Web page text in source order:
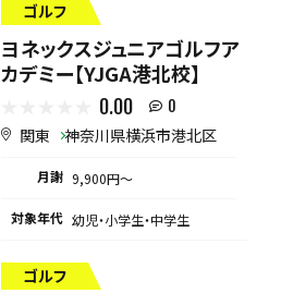
ゴルフ
ヨネックスジュニアゴルフア
カデミー【YJGA港北校】
0.00 0
関東 神奈川県横浜市港北区
月謝 9,900円〜
対象年代 幼児・小学生・中学生
ゴルフ